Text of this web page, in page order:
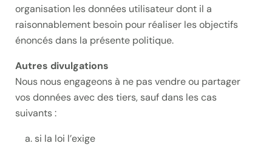
organisation les données utilisateur dont il a
raisonnablement besoin pour réaliser les objectifs
énoncés dans la présente politique.
Autres divulgations
Nous nous engageons à ne pas vendre ou partager
vos données avec des tiers, sauf dans les cas
suivants :
si la loi l’exige